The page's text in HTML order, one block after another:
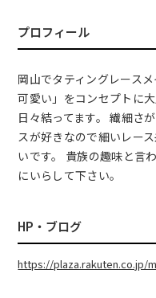
プロフィール
岡山でタティングレース
可愛い」をコンセプトに
日々結ってます。 繊細さ
スが好きなので細いレー
いです。 貴族の趣味と言
にいらして下さい。
HP・ブログ
https://plaza.rakuten.co.jp/